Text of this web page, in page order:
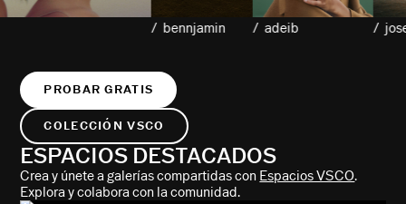
/ bennjamin / adeib / josephgreer
PROBAR GRATIS
COLECCIÓN VSCO
ESPACIOS DESTACADOS
Crea y únete a galerías compartidas con Espacios VSCO.
Explora y colabora con la comunidad.